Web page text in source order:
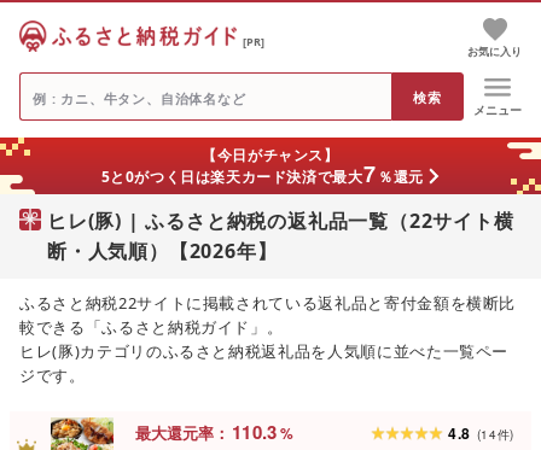
[PR]
お気に入り
メニュー
【今日がチャンス】
5と0がつく日は楽天カード決済で最大7 ％還元
ヒレ(豚) | ふるさと納税の返礼品一覧（22サイト横
断・人気順）【2026年】
ふるさと納税22サイトに掲載されている返礼品と寄付金額を横断比
較できる「ふるさと納税ガイド」。
ヒレ(豚)カテゴリのふるさと納税返礼品を人気順に並べた一覧ペー
ジです。
最大還元率： 110.3% 4.8 (14件)